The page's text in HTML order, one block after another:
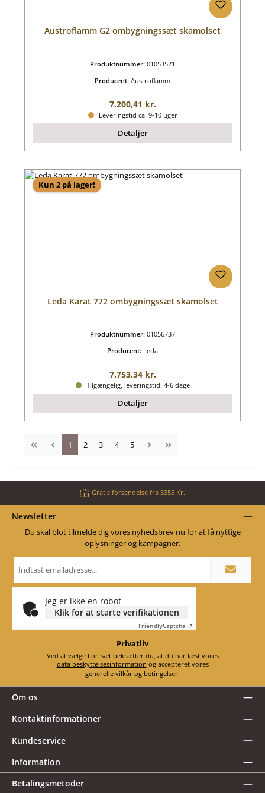
Austroflamm G2 ombygningssæt skamolset
Produktnummer: 01053521
Producent: Austroflamm
Almindelig pris:
7.200,41 kr.
Leveringstid ca. 9-10 uger
Detaljer
Kun 2 på lager!
Leda Karat 772 ombygningssæt skamolset
Produktnummer: 01056737
Producent: Leda
Almindelig pris:
7.753,34 kr.
Tilgængelig, leveringstid: 4-6 dage
Detaljer
Side
1 Side
2 Side
3 Side
4 Side
5
Gratis forsendelse fra 3355 Kr.
Newsletter
Du skal blot tilmelde dig vores nyhedsbrev nu for at få nyttige
oplysninger og kampagner.
Email
adresse
Jeg er ikke en robot
Klik for at starte verifikationen
FriendlyCaptcha ⇗
Privatliv
Ved at vælge Fortsæt bekræfter du, at du har læst vores
data beskyttelsesinformation
og accepteret vores
generelle vilkår og betingelser.
Om os
Kontaktinformationer
Kundeservice
Information
Betalingsmetoder